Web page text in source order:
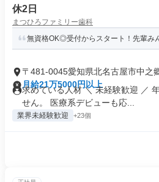
休2日
まつひろファミリー歯科
無資格OK◎受付からスタート！先輩み
〒481-0045愛知県北名古屋市中之
月給21万5000円以上
求めている人材 ＼ 未経験歓迎 ／
せん。 医療系デビューも応...
業界未経験歓迎 +23個